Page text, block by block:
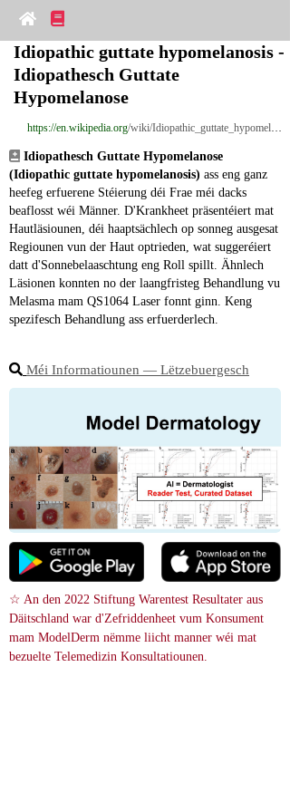
Idiopathic guttate hypomelanosis -
Idiopathesch Guttate
Hypomelanose
https://en.wikipedia.org/wiki/Idiopathic_guttate_hypomelanosis
Idiopathesch Guttate Hypomelanose
(Idiopathic guttate hypomelanosis) ass eng ganz
heefeg erfuerene Stéierung déi Frae méi dacks
beaflosst wéi Männer. D'Krankheet präsentéiert mat
Hautläsiounen, déi haaptsächlech op sonneg ausgesat
Regiounen vun der Haut optrieden, wat suggeréiert
datt d'Sonnebelaaschtung eng Roll spillt. Ähnlech
Läsionen konnten no der laangfristeg Behandlung vu
Melasma mam QS1064 Laser fonnt ginn. Keng
spezifesch Behandlung ass erfuerderlech.
Méi Informatiounen ― Lëtzebuergesch
☆ An den 2022 Stiftung Warentest Resultater aus
Däitschland war d'Zefriddenheet vum Konsument
mam ModelDerm nëmme liicht manner wéi mat
bezuelte Telemedizin Konsultatiounen.